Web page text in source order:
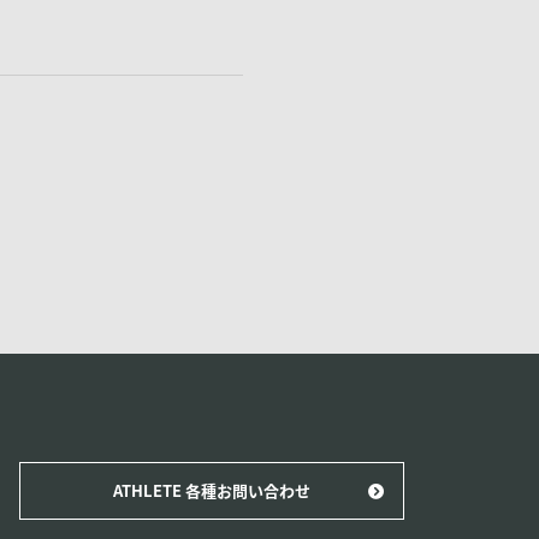
ATHLETE 各種お問い合わせ